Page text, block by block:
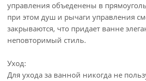
управления объеденены в
при этом душ и рычаги управления
закрываются, что придает ванне
неповторимый стиль.
Уход:
Для ухода за ванной никогда не